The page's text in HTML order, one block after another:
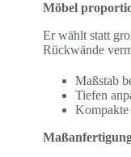
Möbel
Er wählt statt
Rückwände
Maßstab
Tiefen
Kompakte